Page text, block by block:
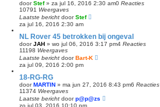
doorStef» za jul 16, 2016 2:30 am0 Reacties
10791 Weergaves
Laatste bericht doorStef
za jul 16, 2016 2:30 am
NL Rover 45 betrokken bij ongeval
doorJAH » wo jul 06, 2016 3:17 pm4 Reacties
11198 Weergaves
Laatste bericht doorBart-K
za jul 09, 2016 2:00 pm
18-RG-RG
doorMARTIN » ma jun 27, 2016 8:43 pm6 Reacties
11374 Weergaves
Laatste bericht doorp@p@zs
zo jul 03, 2016 10:10 pm